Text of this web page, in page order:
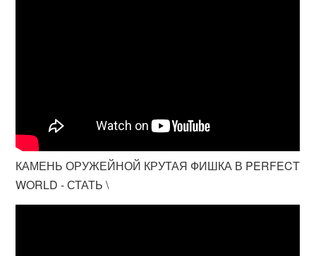
КАМЕНЬ ОРУЖЕЙНОЙ КРУТАЯ ФИШКА В PERFECT
WORLD - СТАТЬ \